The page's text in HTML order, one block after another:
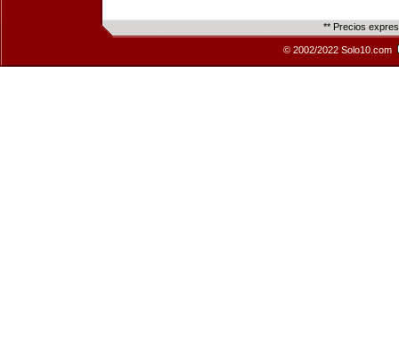
** Precios
© 2002/2022 Solo10.com